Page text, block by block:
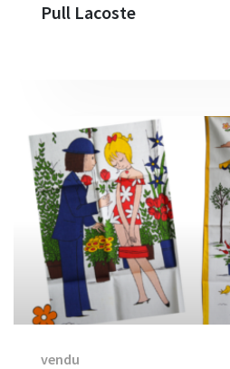
Pull Lacoste
vendu